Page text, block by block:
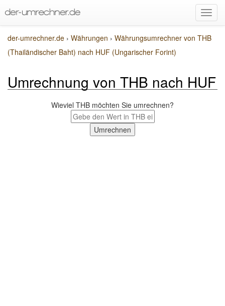
der-umrechner.de › Währungen › Währungsumrechner von THB
(Thailändischer Baht) nach HUF (Ungarischer Forint)
Umrechnung von THB nach HUF
Wieviel THB möchten Sie umrechnen?